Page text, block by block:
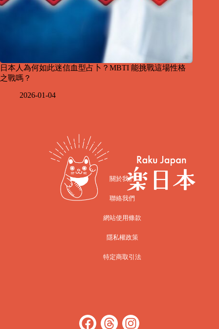
日本人為何如此迷信血型占卜？MBTI 能挑戰這場性格
之戰嗎？
2026-01-04
關於我們
聯絡我們
網站使用條款
隱私權政策
特定商取引法